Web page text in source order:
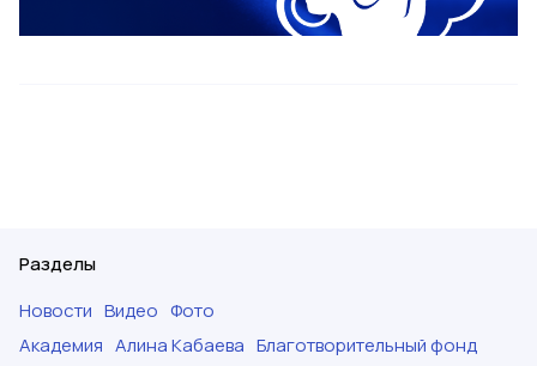
Разделы
Новости Видео Фото
Академия Алина Кабаева Благотворительный фонд